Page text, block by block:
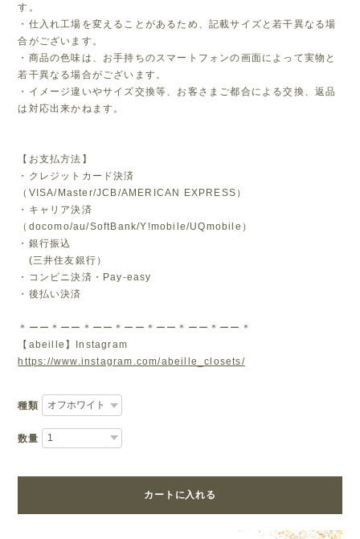
す。
・仕入れ工場を変えることがあるため、記載サイズと若干異なる場
合がございます。
・商品の色味は、お手持ちのスマートフォンの画面によって実物と
若干異なる場合がございます。
・イメージ違いやサイズ交換等、お客さまご都合による交換、返品
は対応出来かねます。
【お支払方法】
・クレジットカード決済
（VISA/Master/JCB/AMERICAN EXPRESS）
・キャリア決済
（docomo/au/SoftBank/Y!mobile/UQmobile）
・銀行振込
(三井住友銀行）
・コンビニ決済・Pay-easy
・後払い決済
＊ーー＊ーー＊ーー＊ーー＊ーー＊ーー＊ーー＊
【abeille】Instagram
https://www.instagram.com/abeille_closets/
種類
数量
カートに入れる